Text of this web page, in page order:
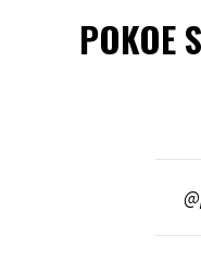
POKOE